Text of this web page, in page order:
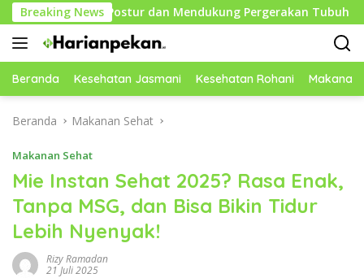
Langsung
ke
konten
Breaking News
Postur dan Mendukung Pergerakan Tubuh
Beranda Kesehatan Jasmani Kesehatan Rohani Makanan
Beranda Makanan Sehat
Makanan Sehat
Mie Instan Sehat 2025? Rasa Enak,
Tanpa MSG, dan Bisa Bikin Tidur
Lebih Nyenyak!
Rizy Ramadan
21 Juli 2025